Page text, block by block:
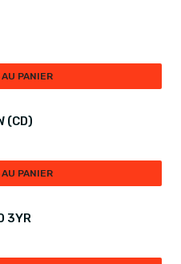
PANIER
(CD)
PANIER
3YR